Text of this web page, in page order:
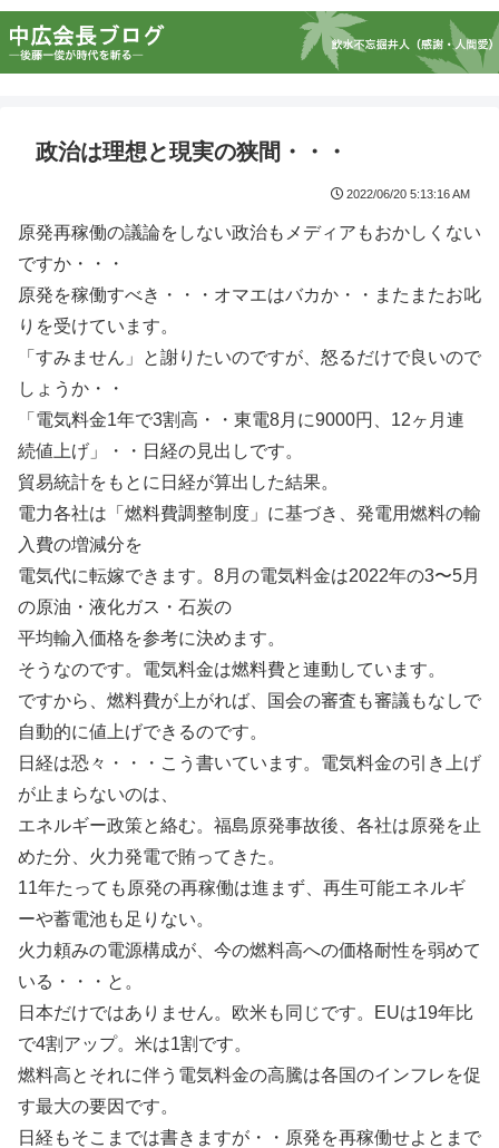
政治は理想と現実の狭間・・・
2022/06/20 5:13:16 AM
原発再稼働の議論をしない政治もメディアもおかしくない
ですか・・・
原発を稼働すべき・・・オマエはバカか・・またまたお叱
りを受けています。
「すみません」と謝りたいのですが、怒るだけで良いので
しょうか・・
「電気料金1年で3割高・・東電8月に9000円、12ヶ月連
続値上げ」・・日経の見出しです。
貿易統計をもとに日経が算出した結果。
電力各社は「燃料費調整制度」に基づき、発電用燃料の輸
入費の増減分を
電気代に転嫁できます。8月の電気料金は2022年の3〜5月
の原油・液化ガス・石炭の
平均輸入価格を参考に決めます。
そうなのです。電気料金は燃料費と連動しています。
ですから、燃料費が上がれば、国会の審査も審議もなしで
自動的に値上げできるのです。
日経は恐々・・・こう書いています。電気料金の引き上げ
が止まらないのは、
エネルギー政策と絡む。福島原発事故後、各社は原発を止
めた分、火力発電で賄ってきた。
11年たっても原発の再稼働は進まず、再生可能エネルギ
ーや蓄電池も足りない。
火力頼みの電源構成が、今の燃料高への価格耐性を弱めて
いる・・・と。
日本だけではありません。欧米も同じです。EUは19年比
で4割アップ。米は1割です。
燃料高とそれに伴う電気料金の高騰は各国のインフレを促
す最大の要因です。
日経もそこまでは書きますが・・原発を再稼働せよとまで